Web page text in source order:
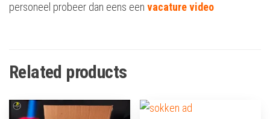
personeel probeer dan eens een vacature video
Related products